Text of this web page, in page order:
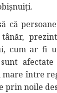
că
cum ar fi
mare între
prin noile